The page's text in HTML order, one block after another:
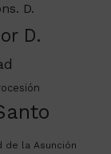
D.
D.
de la Asunción